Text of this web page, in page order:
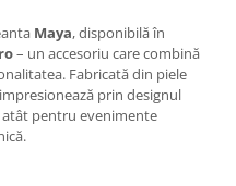
Maya, disponibilă în
– un accesoriu care combină
Fabricată din piele
impresionează prin designul
pentru evenimente